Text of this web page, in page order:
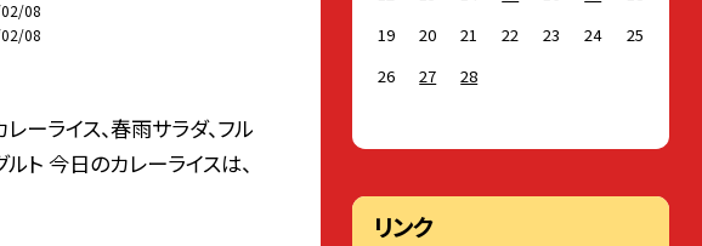
08
08
ーライス、春雨サラダ、フル
ト 今日のカレーライスは、
19
20 21 22 23 24
25
26
27 28
リンク